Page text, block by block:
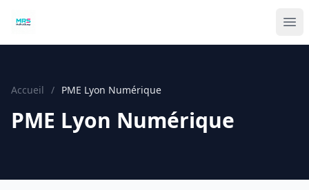
Accueil / PME Lyon Numérique
PME Lyon Numérique